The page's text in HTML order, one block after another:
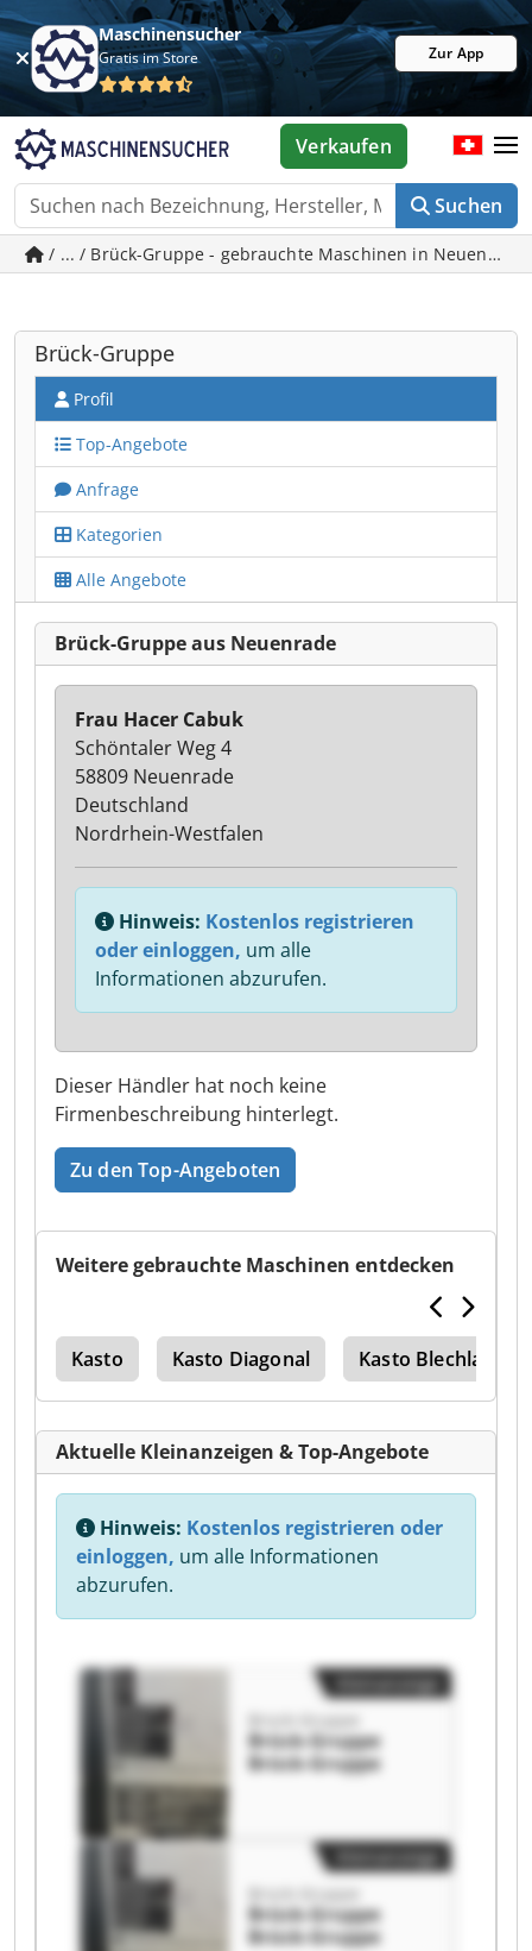
Maschinensucher
Gratis im Store Zur App
Suchen
Verkaufen
/ ... / Brück-Gruppe - gebrauchte Maschinen in Neuenrade
Brück-Gruppe
Profil
Top-Angebote
Anfrage
Kategorien
Alle Angebote
Brück-Gruppe aus Neuenrade
Dieser Händler hat noch keine
Firmenbeschreibung hinterlegt.
Zu den Top-Angeboten
Frau Hacer Cabuk
Schöntaler Weg 4
58809 Neuenrade
Deutschland
Nordrhein-Westfalen
Hinweis: Kostenlos registrieren
oder einloggen, um alle
Informationen abzurufen.
Weitere gebrauchte Maschinen entdecken
Kasto Kasto Diagonal Kasto Blechlager
Aktuelle Kleinanzeigen & Top-Angebote
Hinweis: Kostenlos registrieren oder
einloggen, um alle Informationen
abzurufen.
Brück-Gruppe
Brück-Gruppe
Brück-Gruppe
Brück-Gruppe
Brück-Gruppe
Brück-Gruppe
Kleinanzeige